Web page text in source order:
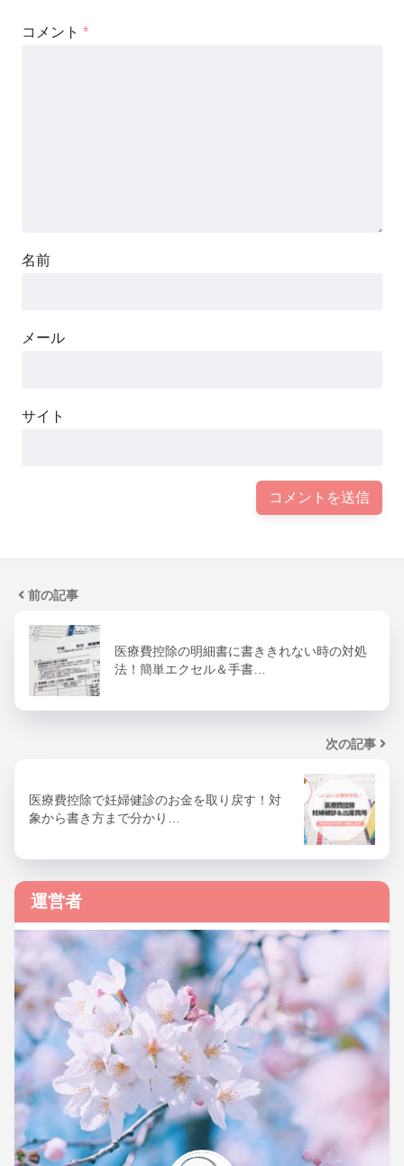
コメント *
名前
メール
サイト
前の記事
医療費控除の明細書に書ききれない時の対処
法！簡単エクセル＆手書…
次の記事
医療費控除で妊婦健診のお金を取り戻す！対
象から書き方まで分かり…
運営者